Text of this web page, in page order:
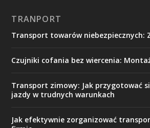
TRANPORT
Transport towarów niebezpiecznych:
Czujniki cofania bez wiercenia:
Transport zimowy: Jak przygotować
jazdy w trudnych warunkach
Jak efektywnie zorganizować